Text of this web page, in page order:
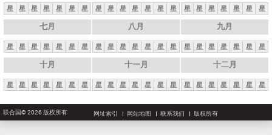
星 星 星 星 星 星 星 星 星 星 星 星 星 星 星 星 星 星 星 星 星
七月
星 星 星 星 星 星 星
八月
星 星 星 星 星 星 星
九月
星 星 星 星 星 星 星
十月
星 星 星 星 星 星 星
十一月
星 星 星 星 星 星 星
十二月
星 星 星 星 星 星 星
联合国© 2026 版权所有 网址索引 网站地图 联系我们 版权所有